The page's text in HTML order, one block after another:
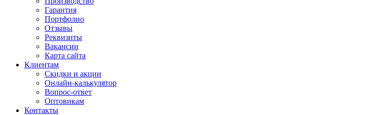
Гарантия
Портфолио
Отзывы
Реквизиты
Вакансии
Карта сайта
Клиентам
Скидки и акции
Онлайн-калькулятор
Вопрос-ответ
Оптовикам
Контакты